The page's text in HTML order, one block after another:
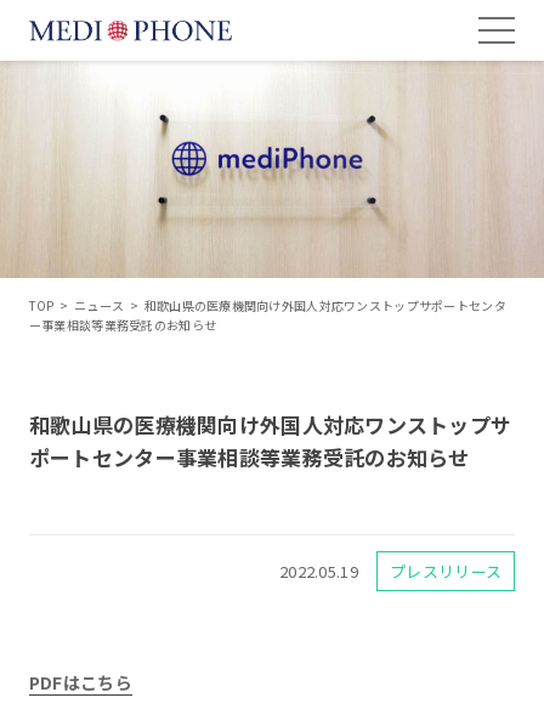
TOP > ニュース > 和歌山県の医療機関向け外国人対応ワンストップサポートセンタ
ー事業相談等業務受託のお知らせ
和歌山県の医療機関向け外国人対応ワンストップサ
ポートセンター事業相談等業務受託のお知らせ
2022.05.19 プレスリリース
PDFはこちら